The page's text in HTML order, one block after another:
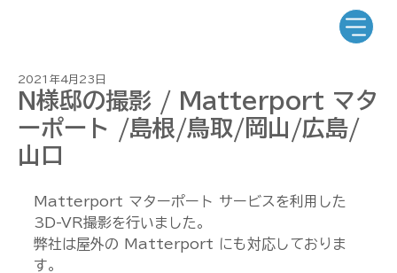
N様邸の撮影 / Matterport マタ
ーポート /島根/鳥取/岡山/広島/
山口
2021年4月23日
Matterport マターポート サービスを利用した
3D-VR撮影を行いました。
弊社は屋外の Matterport にも対応しておりま
す。